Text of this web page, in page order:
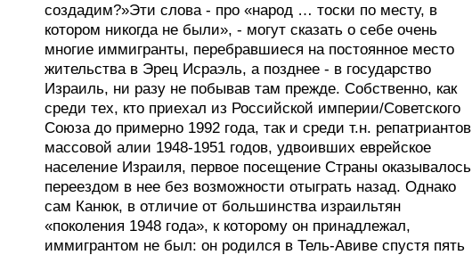
создадим?»Эти слова - про «народ … тоски по месту, в
котором никогда не были», - могут сказать о себе очень
многие иммигранты, перебравшиеся на постоянное место
жительства в Эрец Исраэль, а позднее - в государство
Израиль, ни разу не побывав там прежде. Собственно, как
среди тех, кто приехал из Российской империи/Советского
Союза до примерно 1992 года, так и среди т.н. репатриантов
массовой алии 1948-1951 годов, удвоивших еврейское
население Израиля, первое посещение Страны оказывалось
переездом в нее без возможности отыграть назад. Однако
сам Канюк, в отличие от большинства израильтян
«поколения 1948 года», к которому он принадлежал,
иммигрантом не был: он родился в Тель-Авиве спустя пять